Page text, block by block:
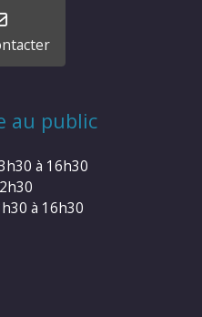
au public
à 16h30
à 16h30